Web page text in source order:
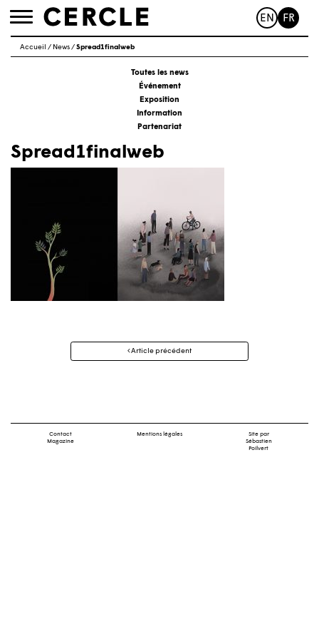
Toggle
EN FR
Accueil / News/Spread1finalweb
Toutes les news
Événement
Exposition
Information
Partenariat
Spread1finalweb
Navigation
Article précédent
Contact
Magazine
Mentions légales
Site par
Sébastien
Poilvert